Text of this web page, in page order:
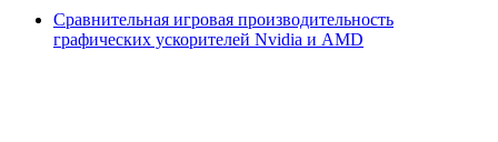
Сравнительная игровая производительность
графических ускорителей Nvidia и AMD